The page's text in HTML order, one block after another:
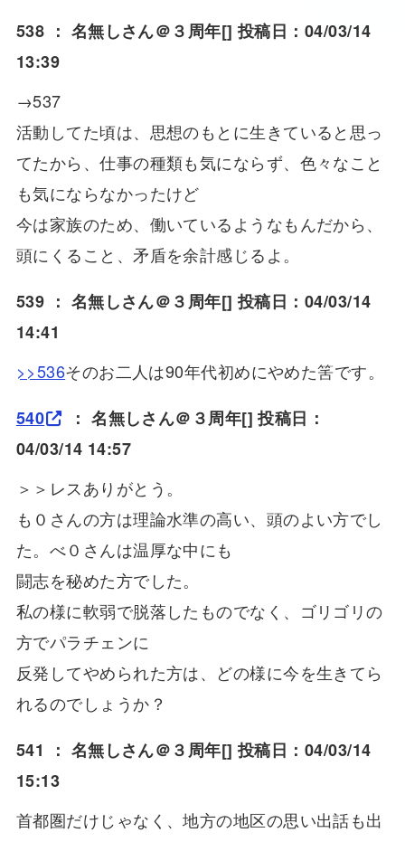
538 ： 名無しさん＠３周年[] 投稿日：04/03/14
13:39
→537
活動してた頃は、思想のもとに生きていると思っ
てたから、仕事の種類も気にならず、色々なこと
も気にならなかったけど
今は家族のため、働いているようなもんだから、
頭にくること、矛盾を余計感じるよ。
539 ： 名無しさん＠３周年[] 投稿日：04/03/14
14:41
>>536そのお二人は90年代初めにやめた筈です。
540
：名無しさん＠３周年[] 投稿日：
04/03/14 14:57
＞＞レスありがとう。
も０さんの方は理論水準の高い、頭のよい方でし
た。べ０さんは温厚な中にも
闘志を秘めた方でした。
私の様に軟弱で脱落したものでなく、ゴリゴリの
方でパラチェンに
反発してやめられた方は、どの様に今を生きてら
れるのでしょうか？
541 ： 名無しさん＠３周年[] 投稿日：04/03/14
15:13
首都圏だけじゃなく、地方の地区の思い出話も出